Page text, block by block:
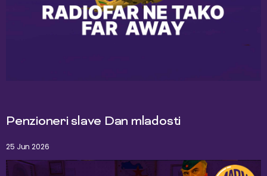
Penzioneri slave Dan mladosti
25 Jun 2026